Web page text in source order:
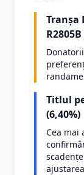
Tranșa
Titlul
(6,40%)
Cea mai